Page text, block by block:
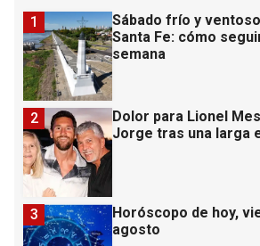
Sábado frío y
Santa Fe: cómo
semana
1
Dolor para Lionel
Jorge tras una larga
2
Horóscopo de hoy,
agosto
3